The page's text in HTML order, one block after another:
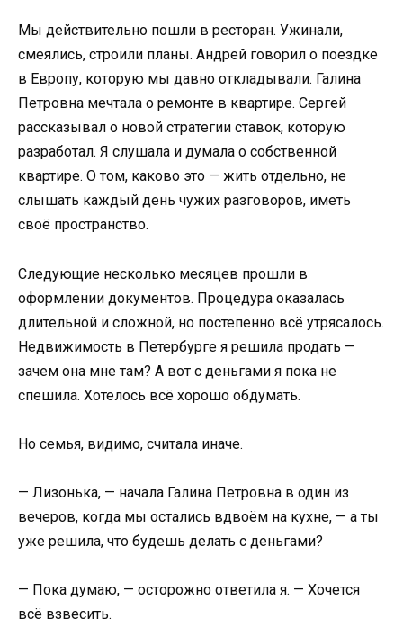
Мы действительно пошли в ресторан. Ужинали,
смеялись, строили планы. Андрей говорил о поездке
в Европу, которую мы давно откладывали. Галина
Петровна мечтала о ремонте в квартире. Сергей
рассказывал о новой стратегии ставок, которую
разработал. Я слушала и думала о собственной
квартире. О том, каково это — жить отдельно, не
слышать каждый день чужих разговоров, иметь
своё пространство.
Следующие несколько месяцев прошли в
оформлении документов. Процедура оказалась
длительной и сложной, но постепенно всё утрясалось.
Недвижимость в Петербурге я решила продать —
зачем она мне там? А вот с деньгами я пока не
спешила. Хотелось всё хорошо обдумать.
Но семья, видимо, считала иначе.
— Лизонька, — начала Галина Петровна в один из
вечеров, когда мы остались вдвоём на кухне, — а ты
уже решила, что будешь делать с деньгами?
— Пока думаю, — осторожно ответила я. — Хочется
всё взвесить.